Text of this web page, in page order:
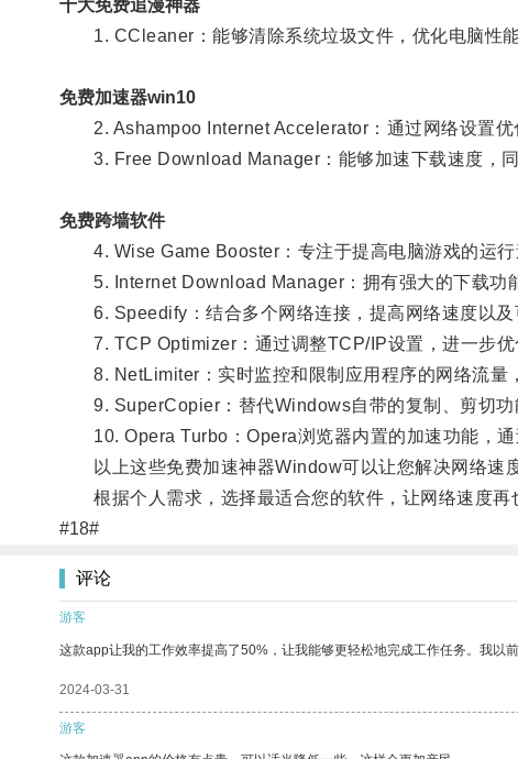
十大免费追漫神器
1. CCleaner：能够清除系统垃圾文件，优化电脑性能
免费加速器win10
2. Ashampoo Internet Accelerator：通过网络设置优
3. Free Download Manager：能够加速下载速度，同
免费跨墙软件
4. Wise Game Booster：专注于提高电脑游戏的运行
5. Internet Download Manager：拥有强大的下载功
6. Speedify：结合多个网络连接，提高网络速度以及
7. TCP Optimizer：通过调整TCP/IP设置，进一步优
8. NetLimiter：实时监控和限制应用程序的网络流量
9. SuperCopier：替代Windows自带的复制、剪切功
10. Opera Turbo：Opera浏览器内置的加速功能，通
以上这些免费加速神器Window可以让您解决网络速度
根据个人需求，选择最适合您的软件，让网络速度再
#18#
评论
游客
这款app让我的工作效率提高了50%，让我能够更轻松地完成工作任务。我以
2024-03-31
游客